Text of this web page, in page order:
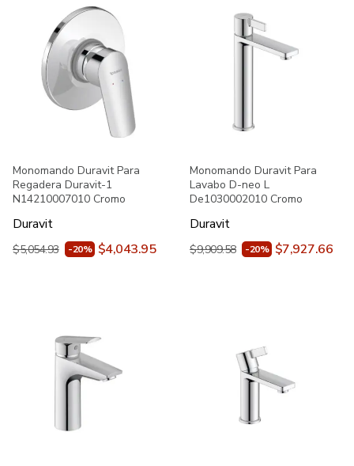
Monomando Duravit Para
Regadera Duravit-1
N14210007010 Cromo
Duravit
$5,054.93 -20% $4,043.95
Monomando Duravit Para
Lavabo D-neo L
De1030002010 Cromo
Duravit
$9,909.58 -20% $7,927.66